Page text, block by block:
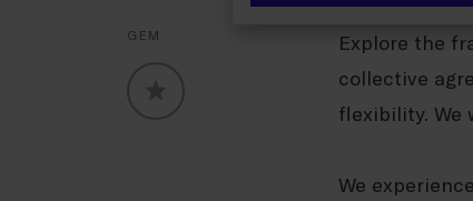
GEM
GLOBALLABELS::FAVORITE
Explore the
collective
flexibility. We
We